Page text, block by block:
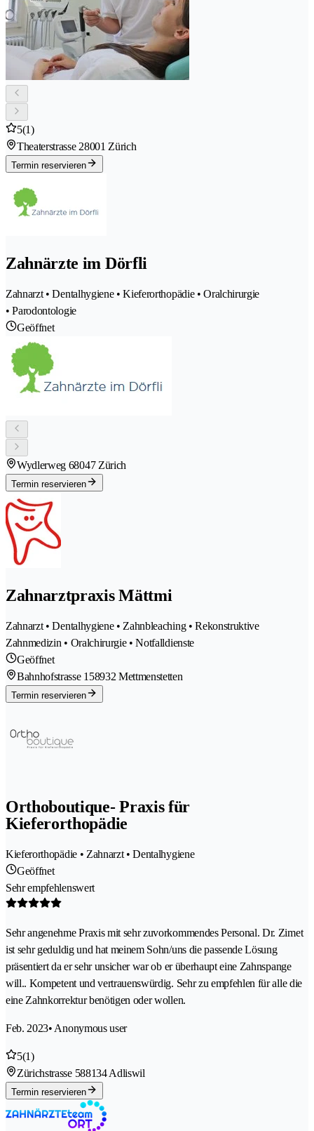
5(1)
Theaterstrasse 28001 Zürich
Termin reservieren
Zahnärzte im Dörfli
Zahnarzt • Dentalhygiene • Kieferorthopädie • Oralchirurgie
• Parodontologie
Geöffnet
Wydlerweg 68047 Zürich
Termin reservieren
Zahnarztpraxis Mättmi
Zahnarzt • Dentalhygiene • Zahnbleaching • Rekonstruktive
Zahnmedizin • Oralchirurgie • Notfalldienste
Geöffnet
Bahnhofstrasse 158932 Mettmenstetten
Termin reservieren
Orthoboutique- Praxis für
Kieferorthopädie
Kieferorthopädie • Zahnarzt • Dentalhygiene
Geöffnet
Sehr empfehlenswert
Sehr angenehme Praxis mit sehr zuvorkommendes Personal. Dr. Zimet
ist sehr geduldig und hat meinem Sohn/uns die passende Lösung
präsentiert da er sehr unsicher war ob er überhaupt eine Zahnspange
will.. Kompetent und vertrauenswürdig. Sehr zu empfehlen für alle die
eine Zahnkorrektur benötigen oder wollen.
Feb. 2023• Anonymous user
5(1)
Zürichstrasse 588134 Adliswil
Termin reservieren